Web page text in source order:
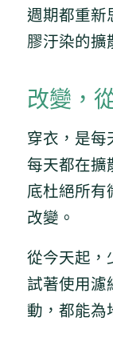
週期都重新
膠汙染的擴
改變，
穿衣，是每
每天都在擴
底杜絕所有
改變。
從今天起，
試著使用濾
動，都能為